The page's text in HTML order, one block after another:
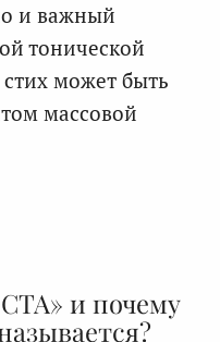
и важный
тонической
может быть
массовой
и почему